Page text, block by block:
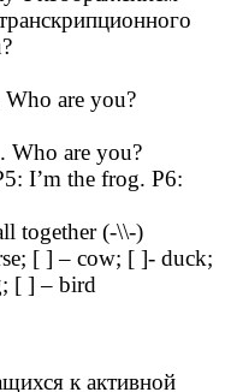
are you?
Who are you?
I’m the frog. P6:
together (-\\-)
[ ] – cow; [ ]- duck;
[ ] – bird
к активной